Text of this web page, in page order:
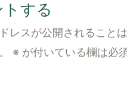
トする
レスが公開されること
※ が付いている欄は必